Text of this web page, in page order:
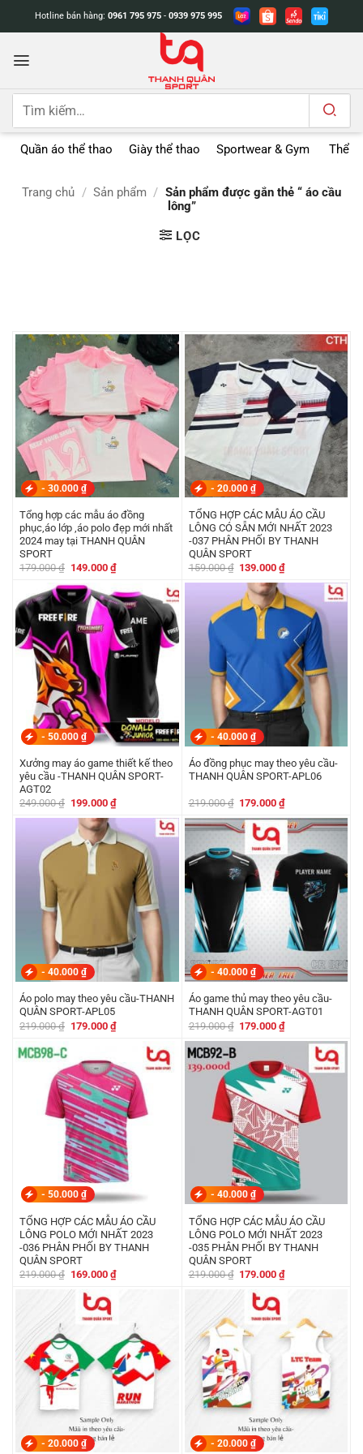
dung
Hotline bán hàng: 0961 795 975 - 0939 975 995
Tìm
Quần áo thể thao Giày thể thao Sportwear & Gym Thể
Trang chủ / Sản phẩm / Sản phẩm được gắn thẻ “ áo cầu
lông”
LỌC
- 30.000 ₫
Tổng hợp các mẫu áo đồng
phục,áo lớp ,áo polo đẹp mới nhất
2024 may tại THANH QUÂN
SPORT
179.000₫ Giá
là:
179.000 ₫.
149.000 ₫Giá
hiện
là:
149.000 ₫.
- 20.000 ₫
TỔNG HỢP CÁC MẪU ÁO CẦU
LÔNG CÓ SẴN MỚI NHẤT 2023
-037 PHÂN PHỐI BY THANH
QUÂN SPORT
159.000₫ Giá
là:
159.000 ₫.
139.000₫Giá
tại
là:
139.000 ₫.
- 50.000 ₫
Xưởng may áo game thiết kế theo
yêu cầu -THANH QUÂN SPORT-
AGT02
249.000₫ Giá
là:
249.000 ₫.
199.000 ₫Giá
hiện
tại
là:
199.000 ₫.
- 40.000 ₫
Áo đồng phục may theo yêu cầu-
THANH QUÂN SPORT-APL06
219.000₫ Giá
là:
219.000 ₫.
179.000₫Giá
tại
là:
- 40.000 ₫
Áo polo may theo yêu cầu-THANH
QUÂN SPORT-APL05
219.000₫ Giá
179.000 ₫Giá
hiện
179.000 ₫.
- 40.000 ₫
Áo game thủ may theo yêu cầu-
THANH QUÂN SPORT-AGT01
219.000₫ Giá
là:
179.000₫Giá
tại
179.000 ₫.
- 50.000 ₫
TỔNG HỢP CÁC MẪU ÁO CẦU
LÔNG POLO MỚI NHẤT 2023
-036 PHÂN PHỐI BY THANH
QUÂN SPORT
219.000₫ Giá
là:
219.000 ₫.
169.000 ₫Giá
hiện
- 40.000 ₫
TỔNG HỢP CÁC MẪU ÁO CẦU
LÔNG POLO MỚI NHẤT 2023
-035 PHÂN PHỐI BY THANH
QUÂN SPORT
219.000₫ Giá
là:
219.000 ₫.
179.000₫Giá
- 20.000 ₫ - 20.000 ₫